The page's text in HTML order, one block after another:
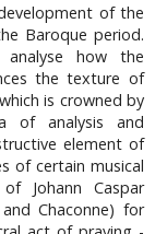
of the
Baroque period.
analyse how the
the texture of
is crowned by
of analysis and
element of
of certain musical
Johann Caspar
Chaconne) for